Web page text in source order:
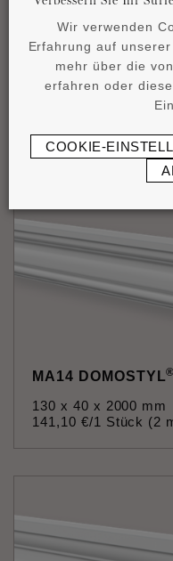
MA13 DOMOSTYL
140 x 50 x 2000 mm
MA14 DOMOSTYL®
130 x 40 x 2000 mm
141 ,10 €/1 Stück (2
Wir verwenden
Erfahrung auf
mehr über die
erfahren oder
COOKIE-